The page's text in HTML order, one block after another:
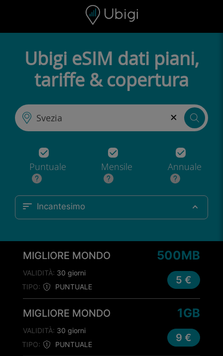
Barra di navigazione
Ubigi eSIM dati piani,
tariffe & copertura
×
Puntuale Mensile Annuale
Incantesimo
MIGLIORE MONDO
TIPO: PUNTUALE
500MB
VALIDITÀ: 30 giorni
5 €
MIGLIORE MONDO
TIPO: PUNTUALE
1GB
VALIDITÀ: 30 giorni
9 €